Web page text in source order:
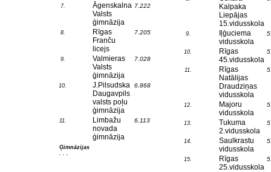
7.
Āgenskalna
Valsts
ģimnāzija
7.222
8.
Rīgas
Franču
licejs
7.205
9.
Valmieras
Valsts
ģimnāzija
7.028
10.
J.Pilsudska
Daugavpils
valsts poļu
ģimnāzija
6.868
11.
Limbažu
novada
ģimnāzija
6.113
Ģimnāzijas
. . .
Kalpaka
Liepājas
15.vidusskola
9.
Iļģuciema
vidusskola
10.
Rīgas
45.vidusskola
11.
Rīgas
Natālijas
Draudziņas
vidusskola
12.
Majoru
vidusskola
13.
Tukuma
2.vidusskola
14.
Saulkrastu
vidusskola
15.
Rīgas
25.vidusskola